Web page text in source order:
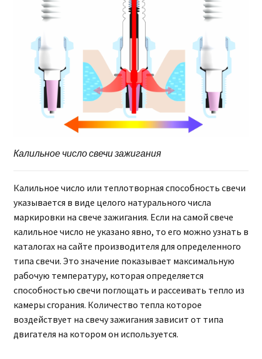
Калильное число свечи зажигания
Калильное число или теплотворная способность свечи
указывается в виде целого натурального числа
маркировки на свече зажигания. Если на самой свече
калильное число не указано явно, то его можно узнать в
каталогах на сайте производителя для определенного
типа свечи. Это значение показывает максимальную
рабочую температуру, которая определяется
способностью свечи поглощать и рассеивать тепло из
камеры сгорания. Количество тепла которое
воздействует на свечу зажигания зависит от типа
двигателя на котором он используется.